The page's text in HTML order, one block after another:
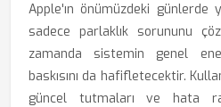
Apple'ın önümüzdeki günlerde
sadece parlaklık sorununu
zamanda sistemin genel
baskısını da hafifletecektir.
güncel tutmaları ve hata